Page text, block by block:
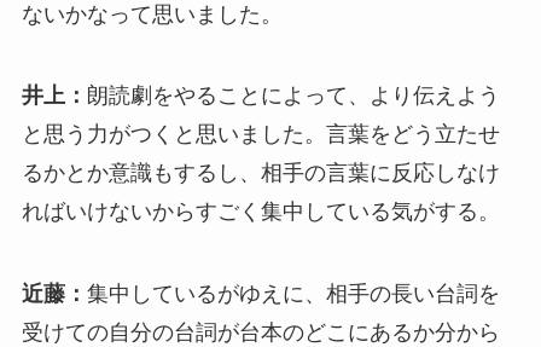
ないかなって思いました。
井上： 朗読劇をやることによって、より伝えよう
と思う力がつくと思いました。言葉をどう立たせ
るかとか意識もするし、相手の言葉に反応しなけ
ればいけないからすごく集中している気がする。
近藤： 集中しているがゆえに、相手の長い台詞を
受けての自分の台詞が台本のどこにあるか分から